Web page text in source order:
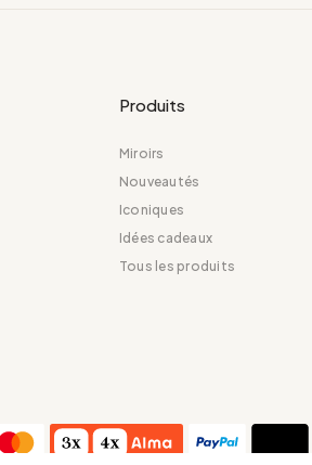
Produits
Miroirs
Nouveautés
Iconiques
Idées cadeaux
Tous les produits